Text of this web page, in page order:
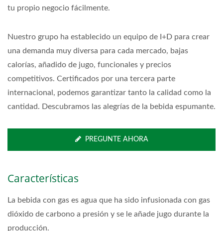
tu propio negocio fácilmente.
Nuestro grupo ha establecido un equipo de I+D para crear
una demanda muy diversa para cada mercado, bajas
calorías, añadido de jugo, funcionales y precios
competitivos. Certificados por una tercera parte
internacional, podemos garantizar tanto la calidad como la
cantidad. Descubramos las alegrías de la bebida espumante.
PREGUNTE AHORA
Características
La bebida con gas es agua que ha sido infusionada con gas
dióxido de carbono a presión y se le añade jugo durante la
producción.